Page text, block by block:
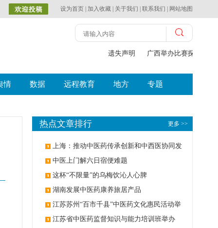
设为首页 加入收藏 关于我们 联系我们 网站地图
遗失声明 广西举办比赛探索中（壮
情 数据 远程教育 地方 专题
更多 >>
热点文章排行
上海：推动中医药传承创新和中西医协同发
展 中医上门解六日宿便难题
这杯“不限量”的乌梅饮沁人心脾
湖南发展中医药康养旅居产品
江苏苏州“百市千县”中医药文化惠民活动举
办 江苏省中医药监督知识与能力培训班举办